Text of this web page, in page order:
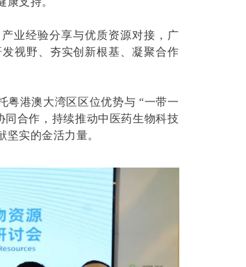
业经验分享与优质资源对接，广
视野、夯实创新根基、凝聚合作
粤港澳大湾区区位优势与 “一带一
同合作，持续推动中医药生物科技
实的金活力量。